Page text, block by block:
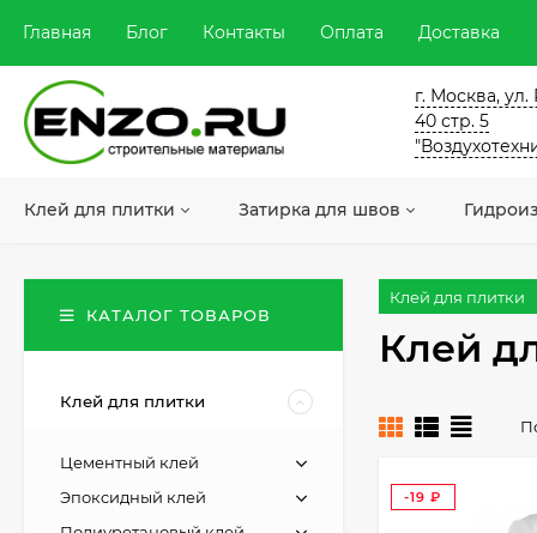
Главная Блог Контакты Оплата Доставка
г. Москва,
40 стр. 5
Клей для плитки Затирка для швов
Клей для плитки
Клей
-19
КАТАЛОГ ТОВАРОВ
Клей для плитки
Цементный клей
Эпокcидный клей